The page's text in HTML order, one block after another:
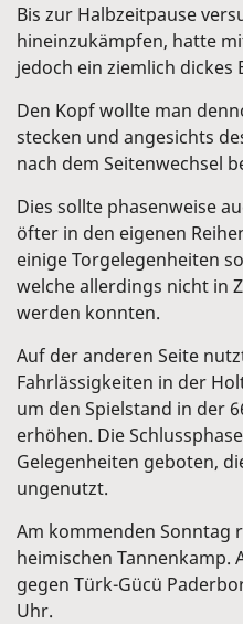
Bis zur Halbzeitpause
hineinzukämpfen, hatte
jedoch ein ziemlich dickes
Den Kopf wollte man
stecken und angesichts
nach dem Seitenwechsel
Dies sollte phasenweise
öfter in den eigenen
einige Torgelegenheiten
welche allerdings nicht in
werden konnten.
Auf der anderen Seite
Fahrlässigkeiten in der
um den Spielstand in der
erhöhen. Die
Gelegenheiten geboten,
ungenutzt.
Am kommenden Sonntag
heimischen
gegen Türk-Gücü
Uhr.